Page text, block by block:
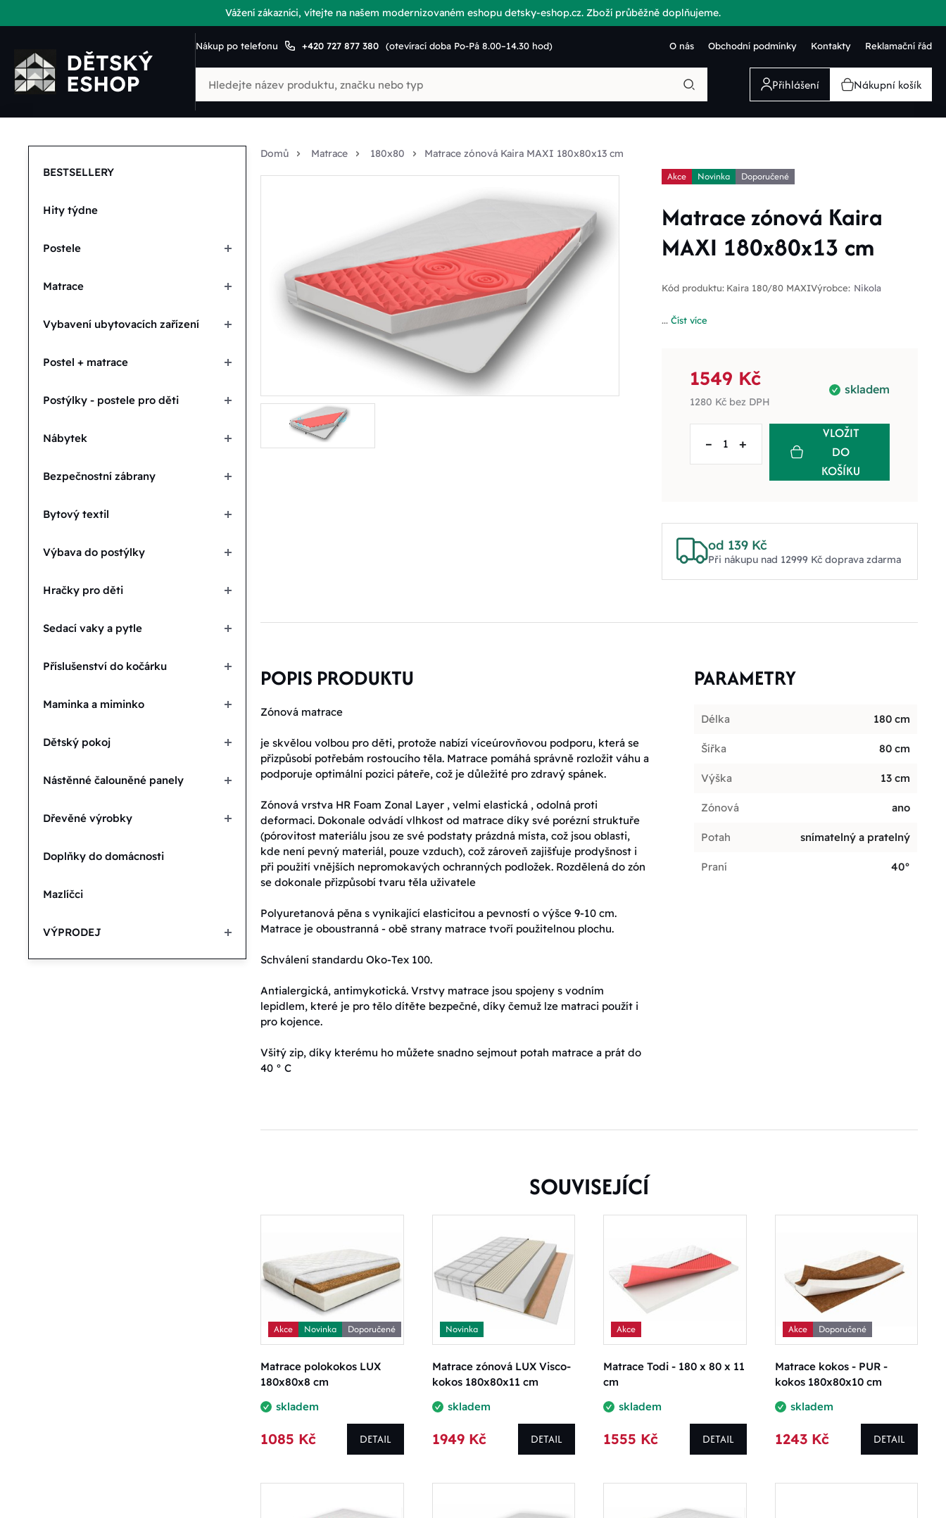
Vážení zákazníci, vítejte na našem modernizovaném eshopu detsky-eshop.cz. Zboží průběžně doplňujeme.
Nákup po telefonu +420 727 877 380 (otevírací doba Po-Pá 8.00–14.30 hod) O nás Obchodní podmínky Kontakty Reklamační řád
Přihlášení Nákupní košík
BESTSELLERY
Hity týdne
Postele
Matrace
Vybavení ubytovacích zařízení
Postel + matrace
Postýlky - postele pro děti
Nábytek
Bezpečnostní zábrany
Bytový textil
Výbava do postýlky
Hračky pro děti
Sedací vaky a pytle
Příslušenství do kočárku
Maminka a miminko
Dětský pokoj
Nástěnné čalouněné panely
Dřevěné výrobky
Doplňky do domácnosti
Mazlíčci
VÝPRODEJ
Domů Matrace 180x80 Matrace zónová Kaira MAXI 180x80x13 cm
Akce Novinka Doporučené
Matrace zónová Kaira
MAXI 180x80x13 cm
Kód produktu: Kaira 180/80 MAXIVýrobce: Nikola
... Číst více
skladem
1549 Kč
1280 Kčbez DPH
– +
VLOŽIT
DO
KOŠÍKU
od 139 Kč
Při nákupu nad 12999 Kč doprava zdarma
POPIS PRODUKTU
Zónová matrace
je skvělou volbou pro děti, protože nabízí víceúrovňovou podporu, která se
přizpůsobí potřebám rostoucího těla. Matrace pomáhá správně rozložit váhu a
podporuje optimální pozici páteře, což je důležité pro zdravý spánek.
Zónová vrstva HR Foam Zonal Layer , velmi elastická , odolná proti
deformaci. Dokonale odvádí vlhkost od matrace díky své porézní struktuře
(pórovitost materiálu jsou ze své podstaty prázdná místa, což jsou oblasti,
kde není pevný materiál, pouze vzduch), což zároveň zajišťuje prodyšnost i
při použití vnějších nepromokavých ochranných podložek. Rozdělená do zón
se dokonale přizpůsobí tvaru těla uživatele
Polyuretanová pěna s vynikající elasticitou a pevností o výšce 9-10 cm.
Matrace je oboustranná - obě strany matrace tvoří použitelnou plochu.
Schválení standardu Oko-Tex 100.
Antialergická, antimykotická. Vrstvy matrace jsou spojeny s vodním
lepidlem, které je pro tělo dítěte bezpečné, díky čemuž lze matraci použít i
pro kojence.
Všitý zip, díky kterému ho můžete snadno sejmout potah matrace a prát do
40 ° C
PARAMETRY
Délka 180 cm
Šířka 80 cm
Výška 13 cm
Zónová ano
Potah snímatelný a pratelný
Praní 40°
SOUVISEJÍCÍ
Akce Novinka Doporučené
Matrace polokokos LUX
180x80x8 cm
skladem
1085 Kč DETAIL
Novinka
Matrace zónová LUX Visco-
kokos 180x80x11 cm
skladem
1949 Kč DETAIL
Akce
Matrace Todi - 180 x 80 x 11
cm
skladem
1555 Kč DETAIL
Akce Doporučené
Matrace kokos - PUR -
kokos 180x80x10 cm
skladem
1243 Kč DETAIL